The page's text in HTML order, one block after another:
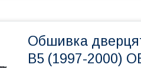
Обшивка
B5 (1997-2000)